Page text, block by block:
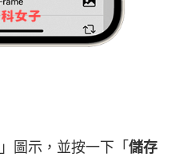
」圖示，並按一下「 儲存